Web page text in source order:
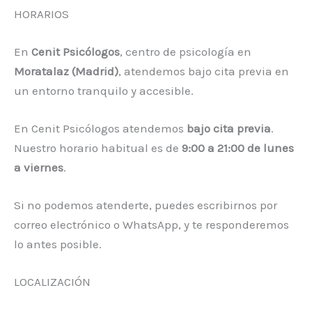
HORARIOS
En Cenit Psicólogos, centro de psicología en
Moratalaz (Madrid), atendemos bajo cita previa en
un entorno tranquilo y accesible.
En Cenit Psicólogos atendemos bajo cita previa.
Nuestro horario habitual es de 9:00 a 21:00 de lunes
a viernes.
Si no podemos atenderte, puedes escribirnos por
correo electrónico o WhatsApp, y te responderemos
lo antes posible.
LOCALIZACIÓN